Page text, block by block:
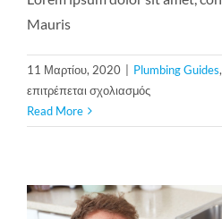
Mauris
11 Μαρτίου, 2020 Plumbing Guides,
επιτρέπεται σχολιασμόςστο
To:
Read More